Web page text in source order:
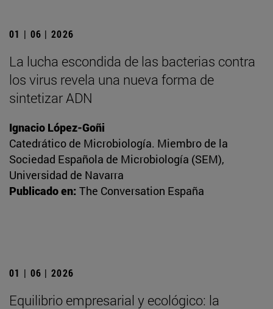
01 | 06 | 2026
La lucha escondida de las bacterias contra
los virus revela una nueva forma de
sintetizar ADN
Ignacio López-Goñi
Catedrático de Microbiología. Miembro de la
Sociedad Española de Microbiología (SEM),
Universidad de Navarra
Publicado en: The Conversation España
01 | 06 | 2026
Equilibrio empresarial y ecológico: la